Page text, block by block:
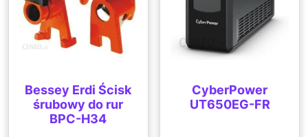
Bessey Erdi Ścisk
śrubowy do rur
BPC-H34
CyberPower
UT650EG-FR